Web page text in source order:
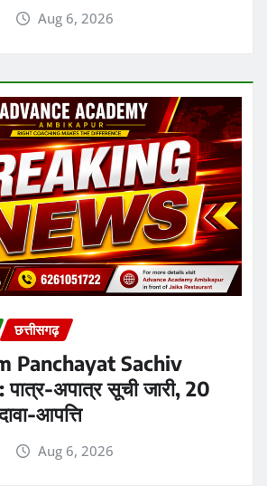
Aug 6, 2026
छत्तीसगढ़
Panchayat Sachiv
अपात्र सूची जारी, 20
आपत्ति
Aug 6, 2026